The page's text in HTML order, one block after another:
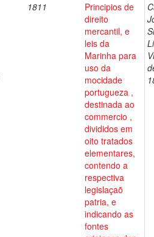
1811
Principios de
direito
mercantil, e
leis da
Marinha para
uso da
mocidade
portugueza ,
destinada ao
commercio ,
divididos em
oito tratados
elementares,
contendo a
respectiva
legislaçaõ
patria, e
indicando as
fontes